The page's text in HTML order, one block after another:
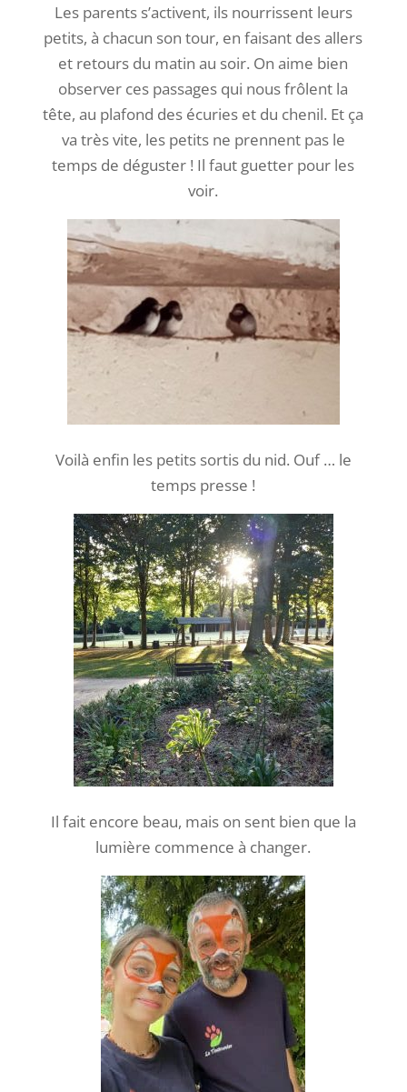
volume.
Les parents s’activent, ils nourrissent leurs
petits, à chacun son tour, en faisant des allers
et retours du matin au soir. On aime bien
observer ces passages qui nous frôlent la
tête, au plafond des écuries et du chenil. Et ça
va très vite, les petits ne prennent pas le
temps de déguster ! Il faut guetter pour les
voir.
Voilà enfin les petits sortis du nid. Ouf … le
temps presse !
Il fait encore beau, mais on sent bien que la
lumière commence à changer.